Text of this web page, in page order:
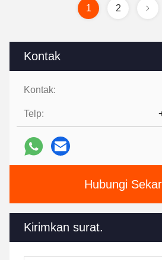
Kontak
Kontak:
Telp:
Hubungi
Kirimkan surat.
1 2